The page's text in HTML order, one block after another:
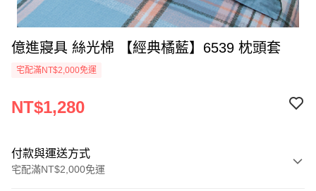
億進寢具 絲光棉 【經典橘藍】6539 枕頭套
宅配滿NT$2,000免運
NT$1,280
付款與運送方式
宅配滿NT$2,000免運